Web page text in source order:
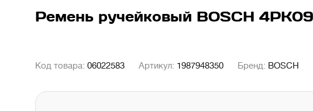
Ремень ручейковый BOSCH
Код товара: 06022583 Артикул: 1987948350 Бренд: BOSCH